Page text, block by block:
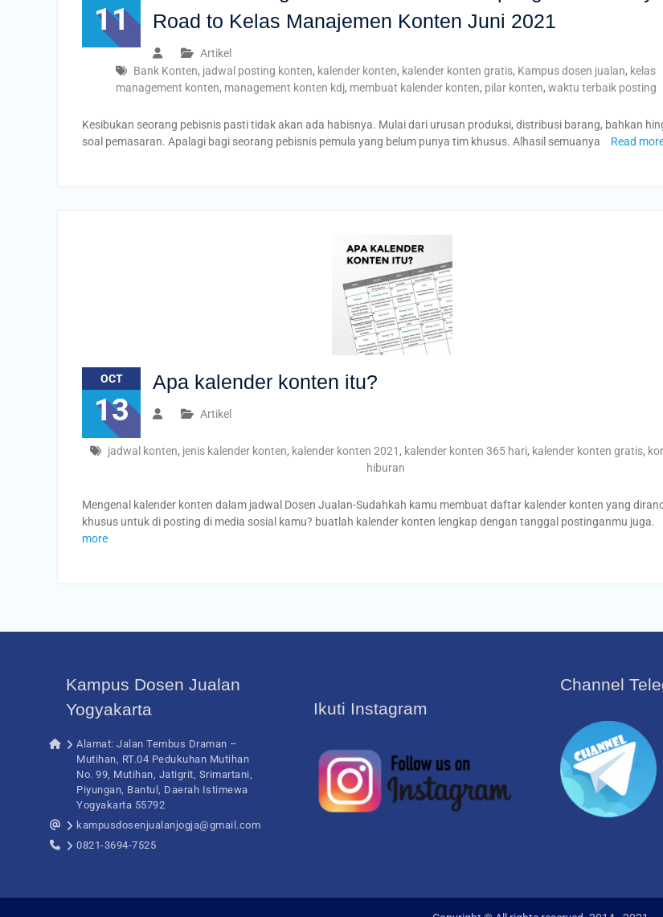
11
Road to Kelas Manajemen Konten Juni 2021
Artikel
Bank Konten, jadwal posting konten, kalender konten, kalender konten gratis, Kampus dosen jualan, kelas
management konten, management konten kdj, membuat kalender konten, pilar konten, waktu terbaik posting
Kesibukan seorang pebisnis pasti tidak akan ada habisnya. Mulai dari urusan produksi, distribusi barang, bahkan
soal pemasaran. Apalagi bagi seorang pebisnis pemula yang belum punya tim khusus. Alhasil semuanya
Read
OCT
13
Apa kalender konten itu?
Artikel
jadwal konten, jenis kalender konten, kalender konten 2021 , kalender konten 365 hari, kalender konten gratis,
hiburan
Mengenal kalender konten dalam jadwal Dosen Jualan-Sudahkah kamu membuat daftar kalender konten yang
khusus untuk di posting di media sosial kamu? buatlah kalender konten lengkap dengan tanggal postinganmu juga.
more
Kampus Dosen Jualan
Yogyakarta
Alamat: Jalan Tembus Draman –
Mutihan, RT.04 Pedukuhan Mutihan
No. 99, Mutihan, Jatigrit, Srimartani,
Piyungan, Bantul, Daerah Istimewa
Yogyakarta 55792
kampusdosenjualanjogja@gmail.com
0821-3694-7525
Ikuti Instagram
Channel